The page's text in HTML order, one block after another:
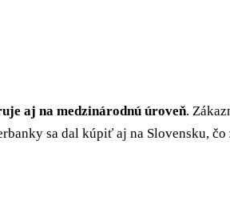
aj na medzinárodnú úroveň.
sa dal kúpiť aj na Slovensku, čo